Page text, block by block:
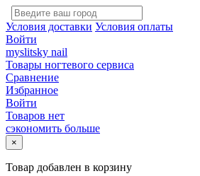
Условия доставки Условия оплаты
Войти
myslitsky nail
Товары ногтевого сервиса
Сравнение
Избранное
Войти
Товаров нет
сэкономить больше
×
Товар добавлен в корзину